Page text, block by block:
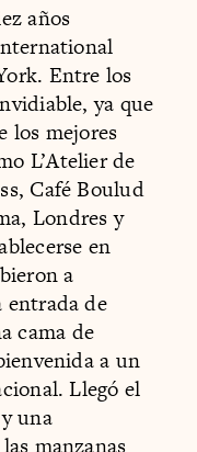
años
Entre los
ya que
los mejores
L’Atelier de
Café Boulud
Londres y
en
a
entrada de
cama de
a un
Llegó el
una
manzanas